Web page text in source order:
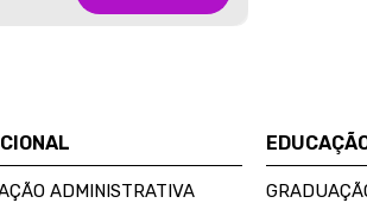
ADMINISTRATIVA